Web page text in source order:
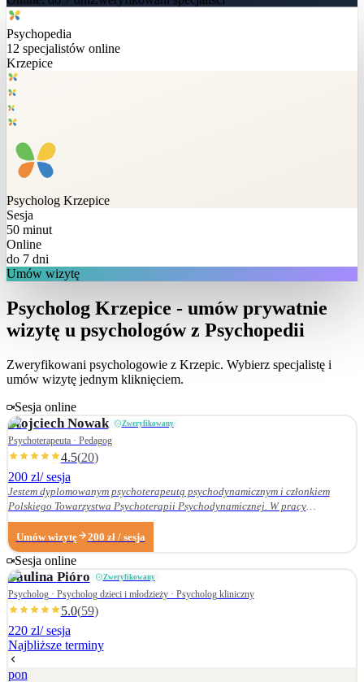
Psychopedia
12 specjalistów online
Krzepice
Psycholog Krzepice
Sesja
50 minut
Online
do 7 dni
Umów wizytę
Psycholog Krzepice - umów prywatnie
wizytę u psychologów z Psychopedii
Zweryfikowani psychologowie z Krzepic. Wybierz specjalistę i
umów wizytę jednym kliknięciem.
Sesja online
Wojciech Nowak Zweryfikowany
Psychoterapeuta · Pedagog
4.5(20)
200 zl/ sesja
Jestem dyplomowanym psychoterapeutą psychodynamicznym i członkiem
Polskiego Towarzystwa Psychoterapii Psychodynamicznej. W pracy
terapeutycznej wnikliwie słucham pacjenta i podążam za jego narracją. Moje
zainteresowania zawodowe obejmują przede wszystkim: • psychoterapię
zaburzeń osobowości, • zaburzenia nerwicowe i lękowe, • problematykę relacji
małżeńskich i rodzinnych. Nie zajmuję się terapią uzależnień. Ukończyłem
Wydział Nauk Pedagogicznych Dolnośląskiej Szkoły Wyższej we Wrocławiu —
w 2007 r. studia licencjackie (pedagogika rodzinna), a w 2009 r. magisterskie
(resocjalizacja). W 2016 r. ukończyłem czteroletnie szkolenie z psychoterapii
psychodynamicznej w Krakowskim Centrum Psychodynamicznym, a w styczniu
2020 r. uzyskałem dyplom psychoterapeuty psychodynamicznego. Od
ukończenia szkoły psychoterapii regularnie uczestniczę w konferencjach
Umów wizytę 200 zł / sesja
Sesja online
Paulina Pióro Zweryfikowany
Psycholog · Psycholog dzieci i młodzieży · Psycholog kliniczny
5.0(59)
220 zl/ sesja
Najbliższe terminy
pon